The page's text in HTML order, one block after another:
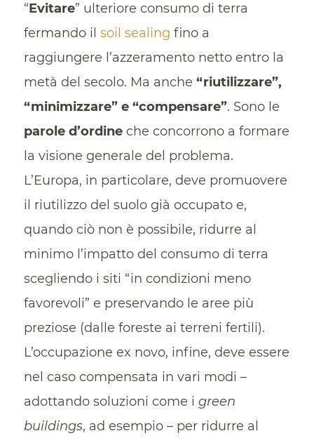
“Evitare” ulteriore consumo di terra
fermando il soil sealing fino a
raggiungere l’azzeramento netto entro la
metà del secolo. Ma anche “riutilizzare”,
“minimizzare” e “compensare”. Sono le
parole d’ordineche concorrono a formare
la visione generale del problema.
L’Europa, in particolare, deve promuovere
il riutilizzo del suolo già occupato e,
quando ciò non è possibile, ridurre al
minimo l’impatto del consumo di terra
scegliendo i siti “in condizioni meno
favorevoli” e preservando le aree più
preziose (dalle foreste ai terreni fertili).
L’occupazione ex novo, infine, deve essere
nel caso compensata in vari modi –
adottando soluzioni come i green
buildings, ad esempio – per ridurre al